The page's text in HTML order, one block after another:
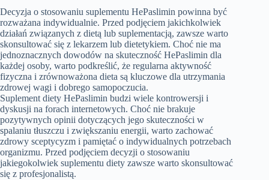
Decyzja o stosowaniu suplementu HePaslimin powinna być
rozważana indywidualnie. Przed podjęciem jakichkolwiek
działań związanych z dietą lub suplementacją, zawsze warto
skonsultować się z lekarzem lub dietetykiem. Choć nie ma
jednoznacznych dowodów na skuteczność HePaslimin dla
każdej osoby, warto podkreślić, że regularna aktywność
fizyczna i zrównoważona dieta są kluczowe dla utrzymania
zdrowej wagi i dobrego samopoczucia.
Suplement diety HePaslimin budzi wiele kontrowersji i
dyskusji na forach internetowych. Choć nie brakuje
pozytywnych opinii dotyczących jego skuteczności w
spalaniu tłuszczu i zwiększaniu energii, warto zachować
zdrowy sceptycyzm i pamiętać o indywidualnych potrzebach
organizmu. Przed podjęciem decyzji o stosowaniu
jakiegokolwiek suplementu diety zawsze warto skonsultować
się z profesjonalistą.